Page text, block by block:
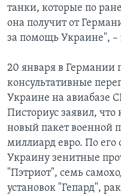
танки, которые по
она получит от
за помощь Украине", –
20 января в Германии
консультативные
Украине на авиабазе
Писториус заявил, что
новый пакет военной
миллиард евро. По его
Украину зенитные
"Пэтриот", семь
установок "Гепард",